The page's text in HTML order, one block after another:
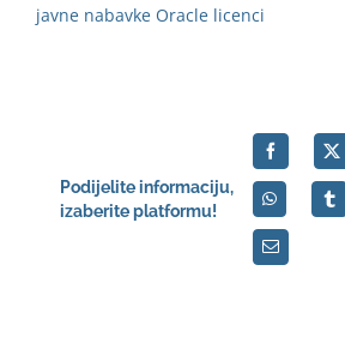
javne nabavke Oracle licenci
Podijelite informaciju,
izaberite platformu!